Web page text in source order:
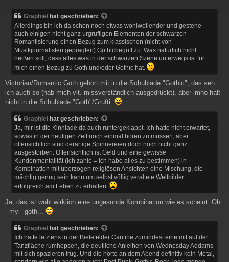
Graphiel
hat geschrieben:
Allerdings bin ich da schon noch etwas wohlwollender und gestehe
auch einigen nicht ganz urgruftigen Elementen der schwarzen
Romantisierung einen Bezug zum klassischen (nicht von
Musikjournalisten geprägten) Gothicbegriff zu. Was natürlich nicht
heißen soll, dass alles was in der schwarzen Szene unterwegs ist für
mich einen Bezug zu Goth und/oder Gothic hat.
Victorian/Romantic Goth gehört mit in die Schublade "Gothic", das seh
ich auch so (hab mich vlt. missverständlich ausgedrückt), aber imho halt
nicht in die Schublade "Goth"/Grufti.
Graphiel
hat geschrieben:
Ja, mir ist die Kinnlade da auch runtergeklappt. Ich hatte nicht erwartet,
sowas in der heutigen Zeit noch einmal hören zu müssen, aber
offensichtlich sind derartige Spinnereien doch noch nicht ganz
ausgestorben. Offensichtlich ist Geld und eine gewisse
Kundenmentalität (Ich zahle = Ich habe alles zu bestimmen) in
Kombination mit überzogen religiösen Ansichten eine Mischung, die
mächtig genug sein kann um selbst völlig veraltete Weltbilder
erfolgreich am Leben zu erhalten.
Ja, das ist wohl wirklich eine ungesunde Kombination wie es scheint. Oh
- my - goth...
Graphiel
hat geschrieben:
Ich hatte letztens in der Bielefelder Cantine zumindest eine mit auf der
Tanzfläche rumhopsen, die deutliche Anleihen von Wednesday Addams
mit sich spazieren trug. Und die hörte an dem Abend definitiv kein Metal,